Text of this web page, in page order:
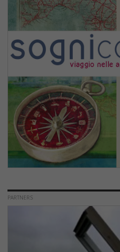
PARTNERS